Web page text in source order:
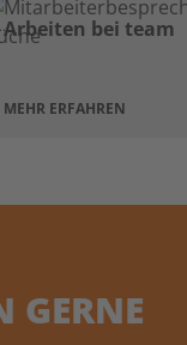
Arbeiten bei team
MEHR ERFAHREN
GERNE